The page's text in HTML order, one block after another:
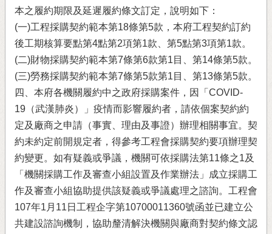
本之履約期限及延遲履約條文訂定，說明如下：
(一)工程採購契約範本第18條第5款，本府工程契約訂約
後工期核算要點第4點第2項第1款、第5點第3項第1款。
(二)財物採購契約範本第7條第6款第1目、第14條第5款。
(三)勞務採購契約範本第7條第5款第1目、第13條第5款。
四、本府各機關履約中之政府採購案件，因「COVID-
19（武漢肺炎）」疫情而影響履約者，請依個案契約約
定及廠商之申請（事實、理由及事證）辦理相關事宜。契
約未約定前開規定者，得參考工程會採購契約要項辦理契
約變更。如有疑義或爭議，機關可依採購法第11條之1及
「機關採購工作及審查小組設置及作業辦法」成立採購工
作及審查小組協助提供該疑義或爭議處理之諮詢。工程會
107年1月11日工程企字第10700011360號函並已建立公
共建設諮詢機制，協助釐清解決機關與廠商對契約條文認